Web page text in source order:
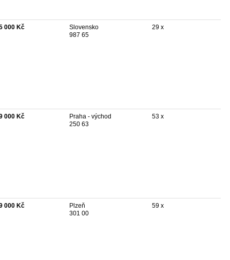
000 Kč
Slovensko
987 65
29 x
000 Kč
Praha - východ
250 63
53 x
000 Kč
Plzeň
301 00
59 x